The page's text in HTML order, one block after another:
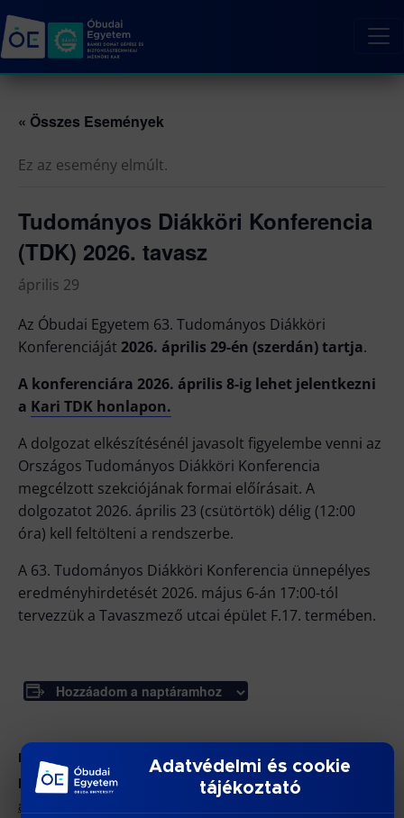
« Összes Események
Ez az esemény elmúlt.
Tudományos Diákköri Konferencia
(TDK) 2026. tavasz
április 29
Az Óbudai Egyetem 63. Tudományos Diákköri
Konferenciáját 2026. április 29-én (szerdán) tartja.
A konferenciára 2026. április 8-ig lehet jelentkezni
a Kari TDK honlapon.
A dolgozat elkészítésénél javasolt figyelembe venni az
Országos Tudományos Diákköri Konferencia
megcélzott szekciójának formai előírásait. A
dolgozatot 2026. április 23 (csütörtök) délig (12:00
óra) kell feltölteni a rendszerbe.
A 63. Tudományos Diákköri Konferencia ünnepélyes
eredményhirdetését 2026. május 6-án 17:00-tól
tervezzük a Tavaszmező utcai épület F.17. termében.
Hozzáadom a naptáramhoz
Dátum:
április 29
Adatvédelmi és cookie
tájékoztató